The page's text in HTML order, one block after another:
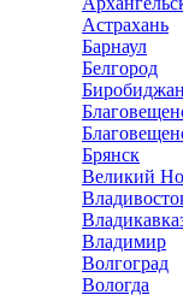
Астрахань
Барнаул
Белгород
Биробиджан
Брянск
Великий
Владимир
Волгоград
Вологда